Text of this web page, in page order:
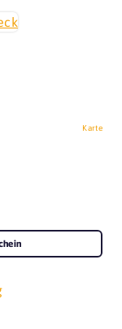
Karte